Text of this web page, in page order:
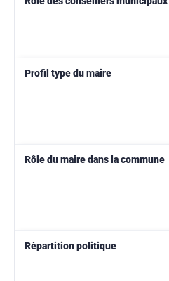
Profil type du maire
Rôle du maire dans la commune
Répartition politique